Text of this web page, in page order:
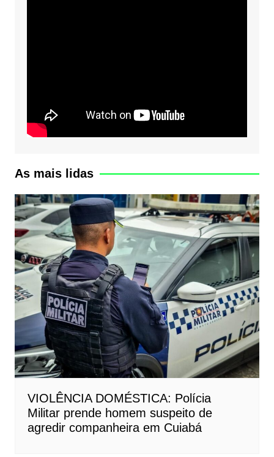
As mais lidas
VIOLÊNCIA DOMÉSTICA: Polícia
Militar prende homem suspeito de
agredir companheira em Cuiabá